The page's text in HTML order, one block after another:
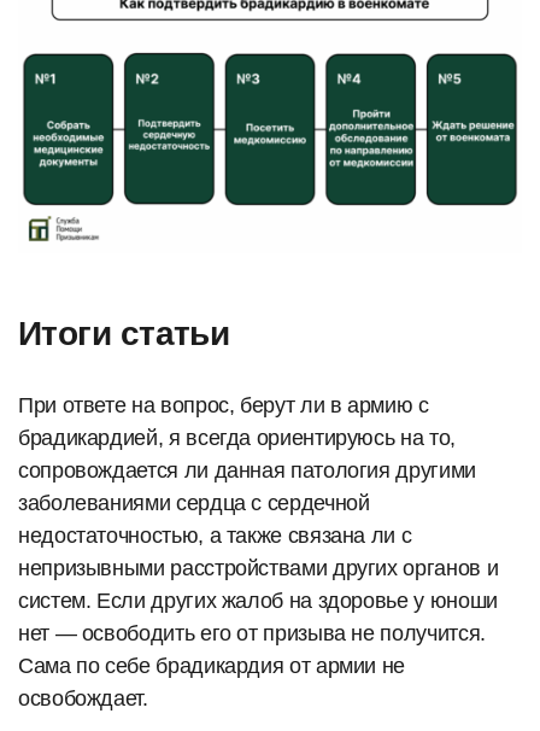
Итоги статьи
При ответе на вопрос, берут ли в армию с
брадикардией, я всегда ориентируюсь на то,
сопровождается ли данная патология другими
заболеваниями сердца с сердечной
недостаточностью, а также связана ли с
непризывными расстройствами других органов и
систем. Если других жалоб на здоровье у юноши
нет — освободить его от призыва не получится.
Сама по себе брадикардия от армии не
освобождает.